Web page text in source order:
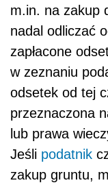
m.in. na zakup
nadal odliczać
zapłacone
w zeznaniu
odsetek od tej
przeznaczona
lub prawa
Jeśli podatnik
zakup gruntu,